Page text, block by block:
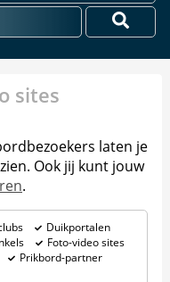
sites
laten je
Ook jij kunt jouw
.
Duikportalen
Foto-video sites
Prikbord-partner